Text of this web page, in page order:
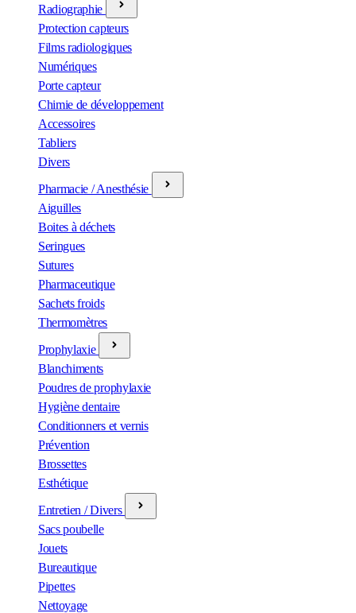
Radiographie
Protection capteurs
Films radiologiques
Numériques
Porte capteur
Chimie de développement
Accessoires
Tabliers
Divers
Pharmacie / Anesthésie
Aiguilles
Boites à déchets
Seringues
Sutures
Pharmaceutique
Sachets froids
Thermomètres
Prophylaxie
Blanchiments
Poudres de prophylaxie
Hygiène dentaire
Conditionners et vernis
Prévention
Brossettes
Esthétique
Entretien / Divers
Sacs poubelle
Jouets
Bureautique
Pipettes
Nettoyage